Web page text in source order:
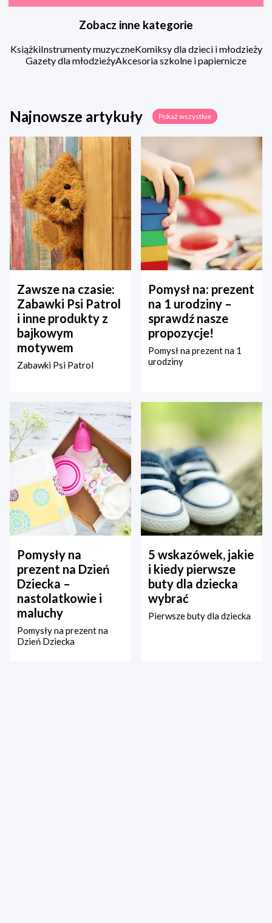
Zobacz inne kategorie
KsiążkiInstrumenty muzyczneKomiksy dla dzieci i młodzieży
Gazety dla młodzieżyAkcesoria szkolne i papiernicze
Najnowsze artykuły Pokaż wszystkie
Zawsze na czasie:
Zabawki Psi Patrol
i inne produkty z
bajkowym
motywem
Zabawki Psi Patrol
Pomysł na: prezent
na 1 urodziny –
sprawdź nasze
propozycje!
Pomysł na prezent na 1
urodziny
Pomysły na
prezent na Dzień
Dziecka –
nastolatkowie i
maluchy
Pomysły na prezent na
Dzień Dziecka
5 wskazówek, jakie
i kiedy pierwsze
buty dla dziecka
wybrać
Pierwsze buty dla dziecka